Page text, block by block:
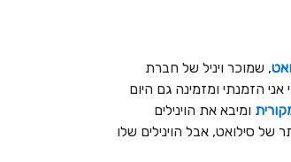
, שמוכר ויניל של חברת
הזמנתי ומזמינה גם היום
ומיבא את הוינילים
של סילואט, אבל הוינילים שלו